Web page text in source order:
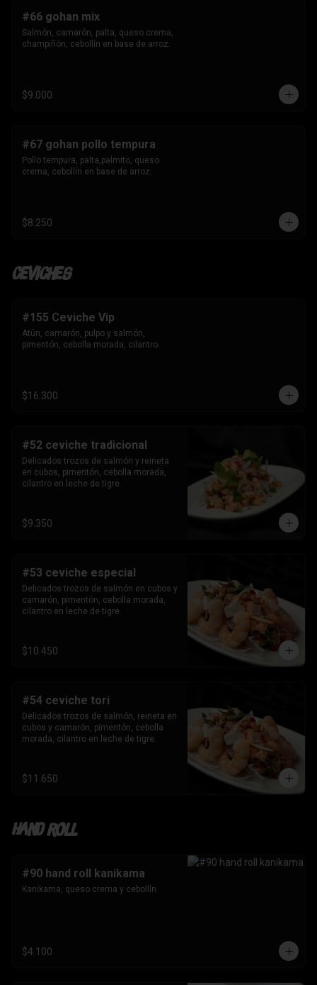
#66 gohan mix
Salmón, camarón, palta, queso crema,
champiñón, cebollín en base de arroz.
$9.000
#67 gohan pollo tempura
Pollo tempura, palta,palmito, queso
crema, cebollín en base de arroz.
$8.250
Ceviches
#155 Ceviche Vip
Atún, camarón, pulpo y salmón,
pimentón, cebolla morada, cilantro.
$16.300
#52 ceviche tradicional
Delicados trozos de salmón y reineta
en cubos, pimentón, cebolla morada,
cilantro en leche de tigre.
$9.350
#53 ceviche especial
Delicados trozos de salmón en cubos y
camarón, pimentón, cebolla morada,
cilantro en leche de tigre.
$10.450
#54 ceviche tori
Delicados trozos de salmón, reineta en
cubos y camarón, pimentón, cebolla
morada, cilantro en leche de tigre.
$11.650
Hand roll
#90 hand roll kanikama
Kanikama, queso crema y cebollín.
$4.100